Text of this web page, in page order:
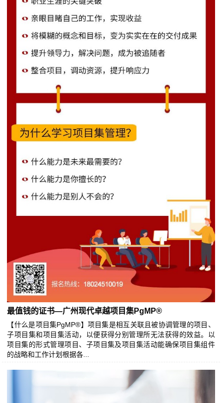
最值钱的证书—广州现代卓越项目集PgMP®
【什么是项目集PgMP®】项目集是相互关联且被协调管理的项目、
子项目集和项目集活动，以便获得分别管理所无法获得的效益。以
项目集的形式管理项目、子项目集及项目集活动能确保项目集组件
的战略和工作计划根据各...